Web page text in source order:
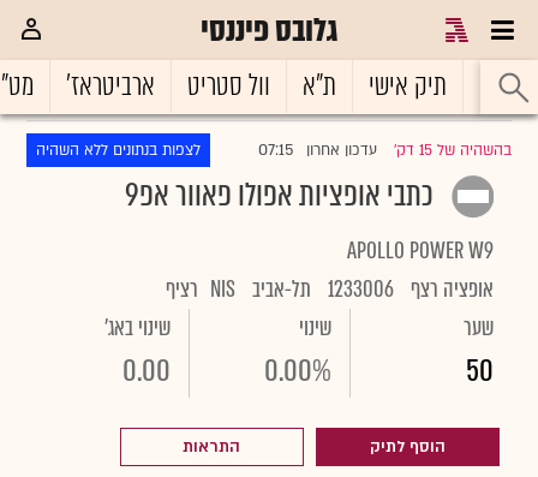
גלובס פיננסי
ראשי תיק אישי ת"א וול סטריט ארביטראז'
בהשהיה של 15 דק' |עדכון אחרון 07:15 לצפות בנתונים ללא השהיה
כתבי אופציות אפולו פאוור אפ9
APOLLO POWER W9
אופציה רצף 1233006 תל-אביב NIS רציף
שער
50
שינוי
0.00%
שינוי באג'
0.00
הוסף לתיק התראות